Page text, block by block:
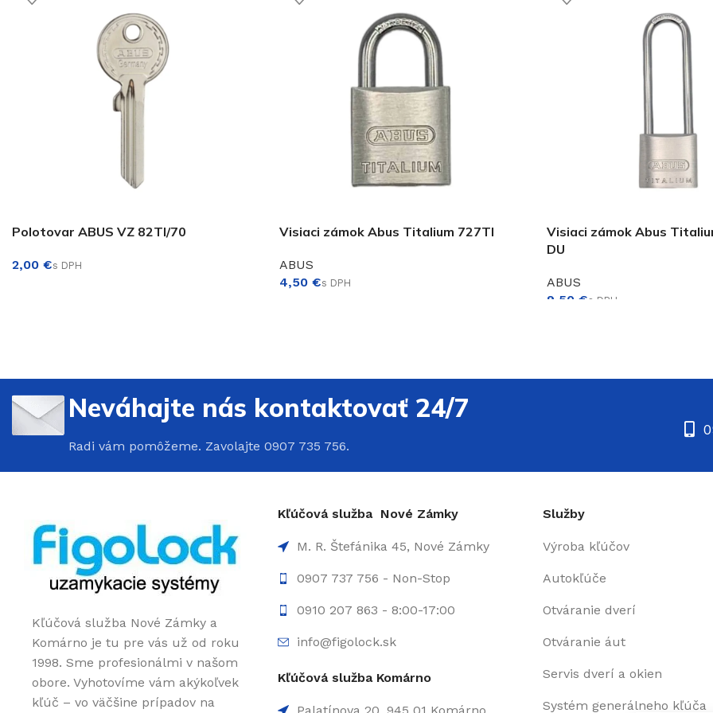
Polotovar ABUS VZ 82TI/70
€
Visiaci zámok Abus Titalium 727TI
ABUS
€
Visiaci zámok Abus
DU
ABUS
€
Neváhajte nás kontaktovať 24/7
Radi vám pomôžeme. Zavolajte 0907 735 756.
Kľúčová služba Nové Zámky a
Komárno je tu pre vás už od roku
1998. Sme profesionálmi v našom
obore. Vyhotovíme vám akýkoľvek
kľúč – vo väčšine prípadov na
Kľúčová služba Nové Zámky
M. R. Štefánika 45, Nové Zámky
0907 737 756 - Non-Stop
0910 207 863 - 8:00-17:00
info@figolock.sk
Kľúčová služba Komárno
Služby
Výroba kľúčov
Autokľúče
Otváranie dverí
Otváranie áut
Servis dverí a okien
Systém generálneho kľúča